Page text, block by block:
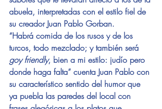
abuela, interpretadas con el estilo fiel de
su creador Juan Pablo Gorban.
“Habrá comida de los rusos y de los
turcos, todo mezclado; y también será
goy friendly, bien a mi estilo: judío pero
donde haga falta” cuenta Juan Pablo con
su característico sentido del humor que
ya puebla las paredes del local con